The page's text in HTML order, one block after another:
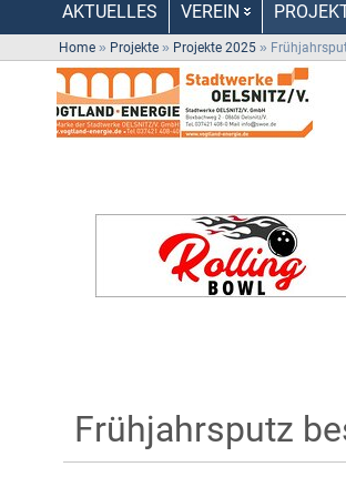
AKTUELLES VEREIN
Home » Projekte » Projekte 2025 »
Frühjahrsputz